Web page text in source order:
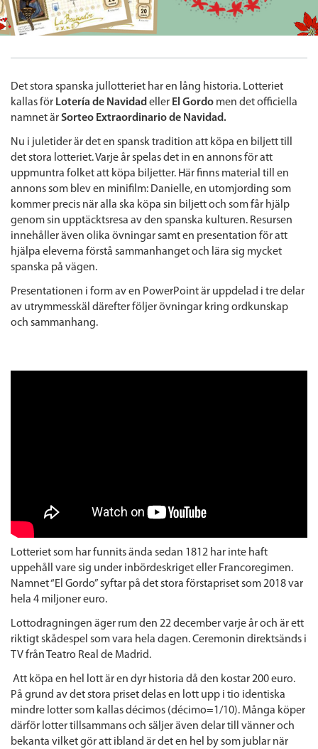
Det stora spanska jullotteriet har en lång historia. Lotteriet
kallas för Loteríade Navidad eller El Gordo men det officiella
namnet ärSorteo Extraordinario de Navidad.
Nu i juletider är det en spansk tradition att köpa en biljett till
det stora lotteriet. Varje år spelas det in en annons för att
uppmuntra folket att köpa biljetter. Här finns material till en
annons som blev en minifilm: Danielle, en utomjording som
kommer precis när alla ska köpa sin biljett och som får hjälp
genom sin upptäcktsresa av den spanska kulturen. Resursen
innehåller även olika övningar samt en presentation för att
hjälpa eleverna förstå sammanhanget och lära sig mycket
spanska på vägen.
Presentationen i form av en PowerPoint är uppdelad i tre delar
av utrymmesskäl därefter följer övningar kring ordkunskap
och sammanhang.
Lotteriet som har funnits ända sedan 1812 har inte haft
uppehåll vare sig under inbördeskriget eller Francoregimen.
Namnet “El Gordo” syftar på det stora förstapriset som 2018 var
hela 4 miljoner euro.
Lottodragningen äger rum den 22 december varje år och är ett
riktigt skådespel som vara hela dagen. Ceremonin direktsänds i
TV från Teatro Real de Madrid.
Att köpa en hel lott är en dyr historia då den kostar 200 euro.
På grund av det stora priset delas en lott upp i tio identiska
mindre lotter som kallas décimos (décimo=1/10). Många köper
därför lotter tillsammans och säljer även delar till vänner och
bekanta vilket gör att ibland är det en hel by som jublar när